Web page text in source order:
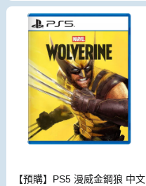
【預購】PS5 漫威金鋼狼 中文